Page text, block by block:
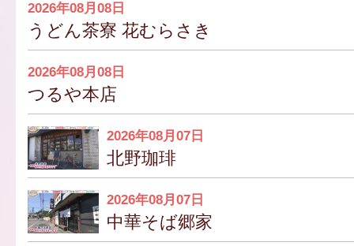
2026年08月08日
うどん茶寮 花むらさき
2026年08月08日
つるや本店
2026年08月07日
北野珈琲
2026年08月07日
中華そば郷家